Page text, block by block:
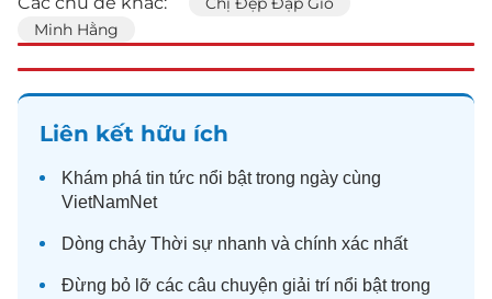
Minh Hằng
Liên kết hữu ích
Khám phá tin tức nổi bật trong ngày cùng
VietNamNet
Dòng chảy Thời sự nhanh và chính xác nhất
Đừng bỏ lỡ các câu chuyện giải trí nổi bật trong